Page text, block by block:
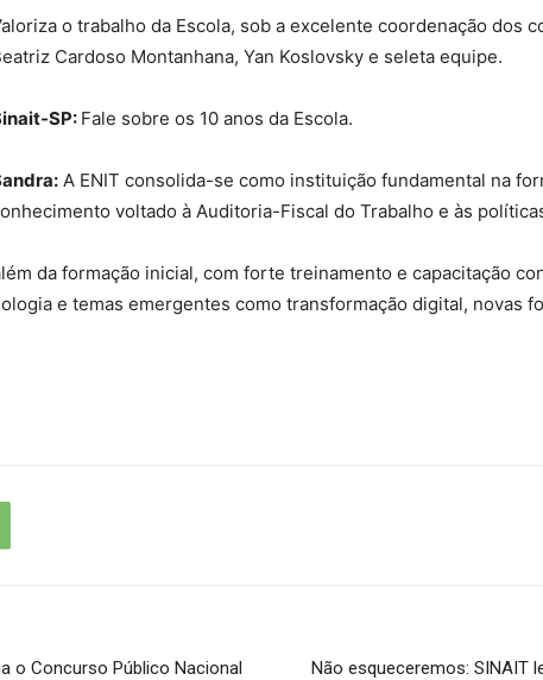
o trabalho da Escola, sob a excelente coordenação dos
Cardoso Montanhana, Yan Koslovsky e seleta equipe.
SP: Fale sobre os 10 anos da Escola.
A ENIT consolida-se como instituição fundamental na
voltado à Auditoria-Fiscal do Trabalho e às
da formação inicial, com forte treinamento e capacitação
e temas emergentes como transformação digital, novas
o Concurso Público Nacional
Não esqueceremos: SINAIT